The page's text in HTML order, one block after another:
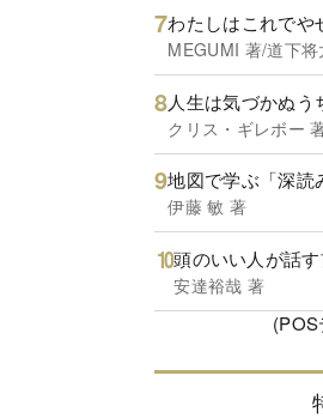
わたしはこれでや
MEGUMI 著/道下将
人生は気づかぬう
クリス・ギレボー
地図で学ぶ「深読
伊藤 敏 著
頭のいい人が話
安達裕哉 著